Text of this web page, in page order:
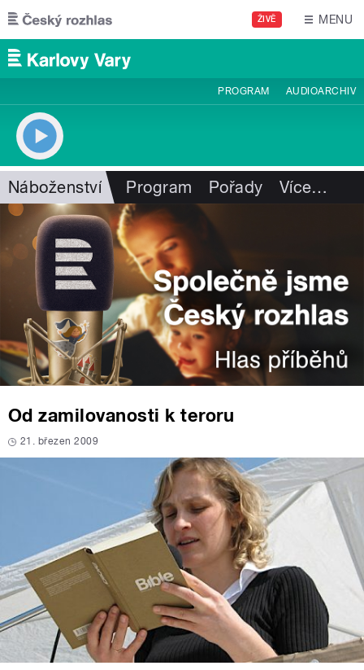
Přejít k hlavnímu obsahu
ŽIVĚ MENU
PROGRAM AUDIOARCHIV
Náboženství Program Pořady Více…
Od zamilovanosti k teroru
21. březen 2009